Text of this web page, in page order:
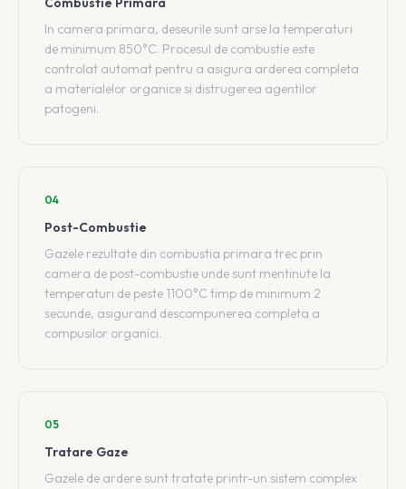
In camera primara, deseurile sunt arse la temperaturi
de minimum 850°C. Procesul de combustie este
controlat automat pentru a asigura arderea completa
a materialelor organice si distrugerea agentilor
patogeni.
04
Post-Combustie
Gazele rezultate din combustia primara trec prin
camera de post-combustie unde sunt mentinute la
temperaturi de peste 1100°C timp de minimum 2
secunde, asigurand descompunerea completa a
compusilor organici.
05
Tratare Gaze
Gazele de ardere sunt tratate printr-un sistem complex